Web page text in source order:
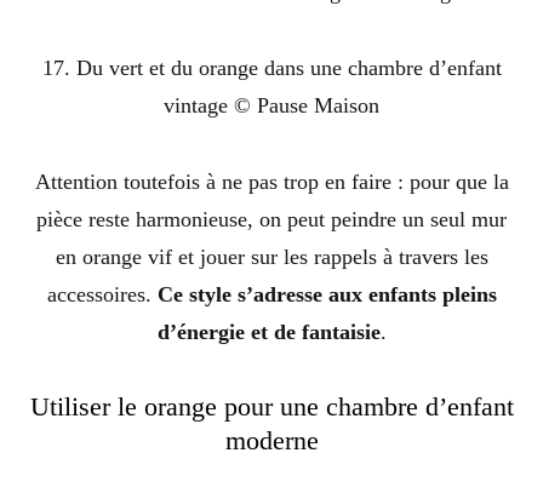
17. Du vert et du orange dans une chambre d’enfant
vintage © Pause Maison
Attention toutefois à ne pas trop en faire : pour que la
pièce reste harmonieuse, on peut peindre un seul mur
en orange vif et jouer sur les rappels à travers les
accessoires. Ce style s’adresse aux enfants pleins
d’énergie et de fantaisie.
Utiliser le orange pour une chambre d’enfant
moderne